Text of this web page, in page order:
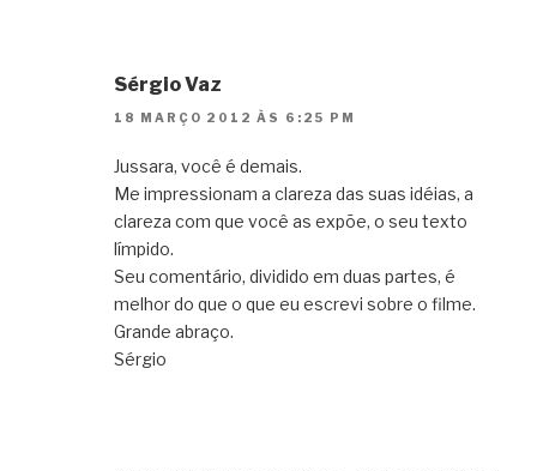
Sérgio Vaz
18 MARÇO 2012 ÀS 6:25 PM
Jussara, você é demais.
Me impressionam a clareza das suas idéias, a
clareza com que você as expõe, o seu texto
límpido.
Seu comentário, dividido em duas partes, é
melhor do que o que eu escrevi sobre o filme.
Grande abraço.
Sérgio